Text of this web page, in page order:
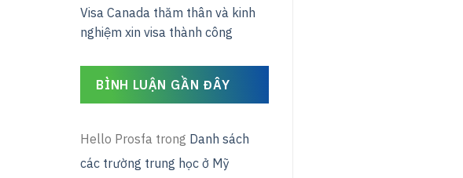
Visa Canada thăm thân và kinh
nghiệm xin visa thành công
BÌNH LUẬN GẦN ĐÂY
Hello Prosfa trong Danh sách
các trường trung học ở Mỹ